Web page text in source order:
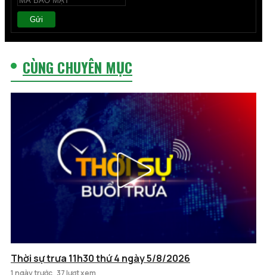
Gửi
CÙNG CHUYÊN MỤC
Thời sự trưa 11h30 thứ 4 ngày 5/8/2026
1 ngày trước 37 lượt xem